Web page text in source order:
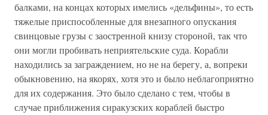
балками, на концах которых имелись «дельфины», то есть
тяжелые приспособленные для внезапного опускания
свинцовые грузы с заостренной книзу стороной, так что
они могли пробивать неприятельские суда. Корабли
находились за заграждением, но не на берегу, а, вопреки
обыкновению, на якорях, хотя это и было неблагоприятно
для их содержания. Это было сделано с тем, чтобы в
случае приближения сиракузских кораблей быстро